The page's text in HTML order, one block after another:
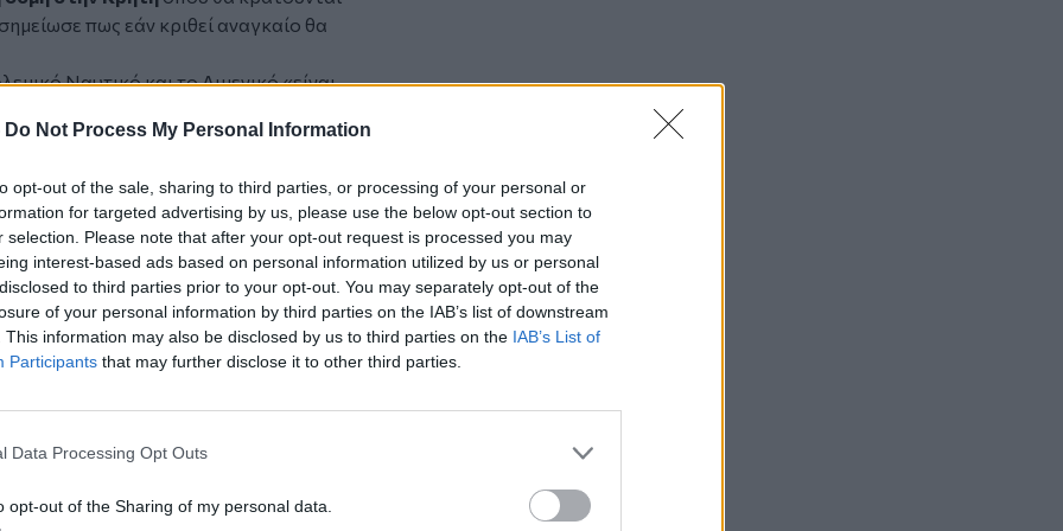
Do Not Process My Personal Information
opt-out of the sale, sharing to third parties, or processing of your personal or
for targeted advertising by us, please use the below opt-out section to
selection. Please note that after your opt-out request is processed you may
interest-based ads based on personal information utilized by us or personal
to third parties prior to your opt-out. You may separately opt-out of the
of your personal information by third parties on the IAB’s list of downstream
This information may also be disclosed by us to third parties on the IAB’s List of
Participants that may further disclose it to other third parties.
Data Processing Opt Outs
opt-out of the Sharing of my personal data.
πως εάν κριθεί αναγκαίο θα
Ναυτικό και το Λιμενικό «είναι
Λιβύης ώστε να αποτρέψουν
ή στην περίπτωση που οι βάρκες
ο κ. Μητσοτάκης κι έστειλε
προς όλους τους δυνητικούς πελάτες
να είναι παντελώς χαμένα».
στην Ελλάδα μέσω θαλάσσιας
και πολύ πιο αυστηρή. Θα συζητηθεί
τηνΚρήτη
Στη Σάμο για τη γιορτή της
Μεταμόρφωσης του Σωτήρος ο